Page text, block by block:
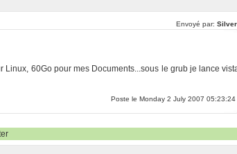
Envoyé par:
60Go pour mes Documents...sous le grub je lance
Poste le Monday 2 July 2007 05:23:24